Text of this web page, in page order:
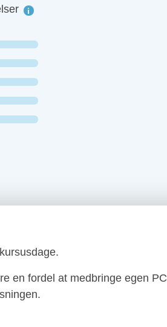
en fordel at medbringe egen PC